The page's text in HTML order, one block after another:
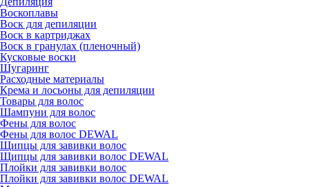
Воскоплавы
Воск для депиляции
Воск в картриджах
Воск в гранулах (пленочный)
Кусковые воски
Шугаринг
Расходные материалы
Крема и лосьоны для депиляции
Товары для волос
Шампуни для волос
Фены для волос
Фены для волос DEWAL
Щипцы для завивки волос
Щипцы для завивки волос DEWAL
Плойки для завивки волос
Плойки для завивки волос DEWAL